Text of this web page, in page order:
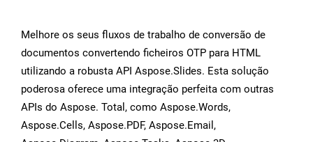
Melhore os seus fluxos de trabalho de conversão de
documentos convertendo ficheiros OTP para HTML
utilizando a robusta API Aspose.Slides. Esta solução
poderosa oferece uma integração perfeita com outras
APIs do Aspose. Total, como Aspose.Words,
Aspose.Cells, Aspose.PDF, Aspose.Email,